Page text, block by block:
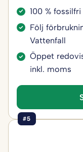
100 %
Följ
Vattenfall
Öppet
inkl. moms
#5